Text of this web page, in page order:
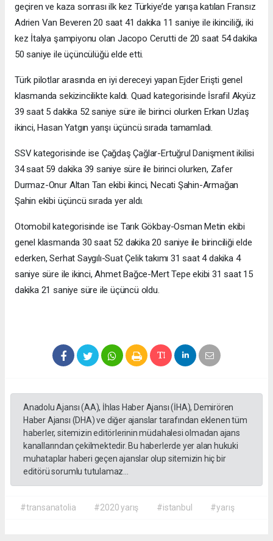
geçiren ve kaza sonrası ilk kez Türkiye’de yarışa katılan Fransız
Adrien Van Beveren 20 saat 41 dakika 11 saniye ile ikinciliği, iki
kez İtalya şampiyonu olan Jacopo Cerutti de 20 saat 54 dakika
50 saniye ile üçüncülüğü elde etti.
Türk pilotlar arasında en iyi dereceyi yapan Ejder Erişti genel
klasmanda sekizincilikte kaldı. Quad kategorisinde İsrafil Akyüz
39 saat 5 dakika 52 saniye süre ile birinci olurken Erkan Uzlaş
ikinci, Hasan Yatgın yarışı üçüncü sırada tamamladı.
SSV kategorisinde ise Çağdaş Çağlar-Ertuğrul Danişment ikilisi
34 saat 59 dakika 39 saniye süre ile birinci olurken, Zafer
Durmaz-Onur Altan Tan ekibi ikinci, Necati Şahin-Armağan
Şahin ekibi üçüncü sırada yer aldı.
Otomobil kategorisinde ise Tarık Gökbay-Osman Metin ekibi
genel klasmanda 30 saat 52 dakika 20 saniye ile birinciliği elde
ederken, Serhat Saygılı-Suat Çelik takımı 31 saat 4 dakika 4
saniye süre ile ikinci, Ahmet Bağce-Mert Tepe ekibi 31 saat 15
dakika 21 saniye süre ile üçüncü oldu.
Anadolu Ajansı (AA), İhlas Haber Ajansı (İHA), Demirören
Haber Ajansı (DHA) ve diğer ajanslar tarafından eklenen tüm
haberler, sitemizin editörlerinin müdahalesi olmadan ajans
kanallarından çekilmektedir. Bu haberlerde yer alan hukuki
muhataplar haberi geçen ajanslar olup sitemizin hiç bir
editörü sorumlu tutulamaz...
#transanatolia #2020 yarış #istanbul #yarış